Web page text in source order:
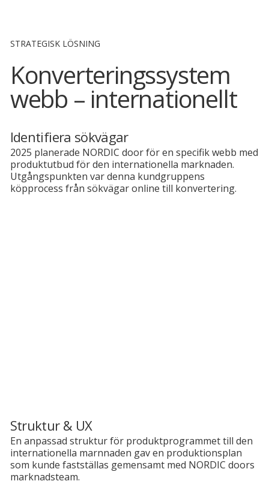
STRATEGISK LÖSNING
Konverteringssystem
webb – internationellt
Identifiera sökvägar
2025 planerade NORDIC door för en specifik webb med
produktutbud för den internationella marknaden.
Utgångspunkten var denna kundgruppens
köpprocess från sökvägar online till konvertering.
Struktur & UX
En anpassad struktur för produktprogrammet till den
internationella marnnaden gav en produktionsplan
som kunde fastställas gemensamt med NORDIC doors
marknadsteam.